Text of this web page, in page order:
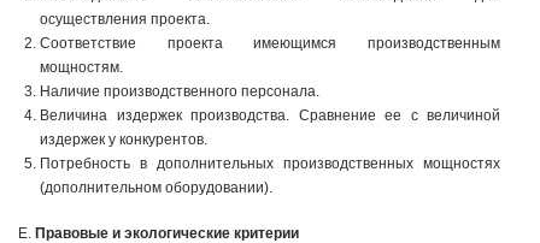
осуществления проекта.
Соответствие проекта имеющимся производственным
мощностям.
Наличие производственного персонала.
Величина издержек производства. Сравнение ее с величиной
издержек у конкурентов.
Потребность в дополнительных производственных мощностях
(дополнительном оборудовании).
Е. Правовые и экологические критерии